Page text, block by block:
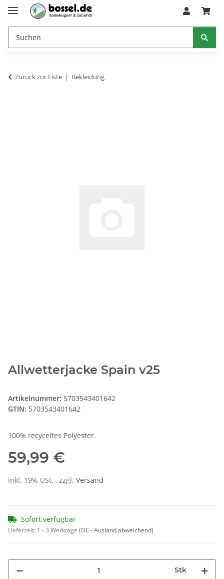
Zurück zur Liste Bekleidung
Allwetterjacke Spain v25
Artikelnummer: 5703543401642
GTIN: 5703543401642
100% recyceltes Polyester.
59,99 €
inkl. 19% USt. , zzgl. Versand
Sofort verfügbar
Lieferzeit: 1 - 3 Werktage (DE - Ausland abweichend)
Stk